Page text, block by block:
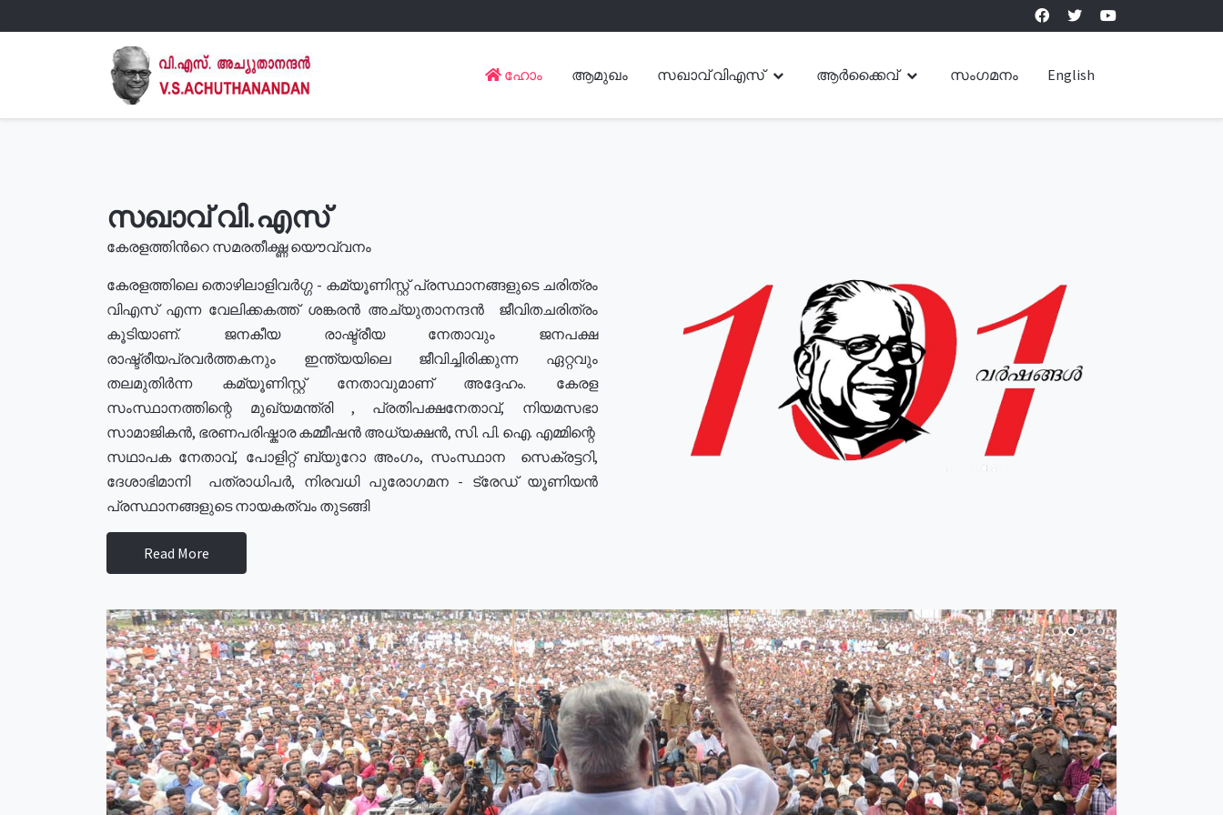
ഹോം ആമുഖം സഖാവ് വിഎസ് ആർക്കൈവ് സംഗമനം English
സഖാവ് വി.എസ്
കേരളത്തിൻറെ സമരതീക്ഷ്ണ യൌവ്വനം
കേരളത്തിലെ തൊഴിലാളിവർഗ്ഗ - കമ്യൂണിസ്റ്റ് പ്രസ്ഥാനങ്ങളുടെ ചരിത്രം
വിഎസ് എന്ന വേലിക്കകത്ത് ശങ്കരൻ അച്യുതാനന്ദൻ ജീവിതചരിത്രം
കൂടിയാണ്. ജനകീയ രാഷ്ട്രീയ നേതാവും ജനപക്ഷ
രാഷ്ട്രീയപ്രവർത്തകനും ഇന്ത്യയിലെ ജീവിച്ചിരിക്കുന്ന ഏറ്റവും
തലമുതിർന്ന കമ്യൂണിസ്റ്റ് നേതാവുമാണ് അദ്ദേഹം. കേരള
സംസ്ഥാനത്തിന്റെ മുഖ്യമന്ത്രി , പ്രതിപക്ഷനേതാവ്, നിയമസഭാ
സാമാജികൻ, ഭരണപരിഷ്കാര കമ്മീഷൻ അധ്യക്ഷൻ, സി. പി. ഐ. എമ്മിന്റെ
സഥാപക നേതാവ്, പോളിറ്റ് ബ്യുറോ അംഗം, സംസ്ഥാന സെക്രട്ടറി,
ദേശാഭിമാനി പത്രാധിപർ, നിരവധി പുരോഗമന - ട്രേഡ് യൂണിയൻ
പ്രസ്ഥാനങ്ങളുടെ നായകത്വം തുടങ്ങി
Read More